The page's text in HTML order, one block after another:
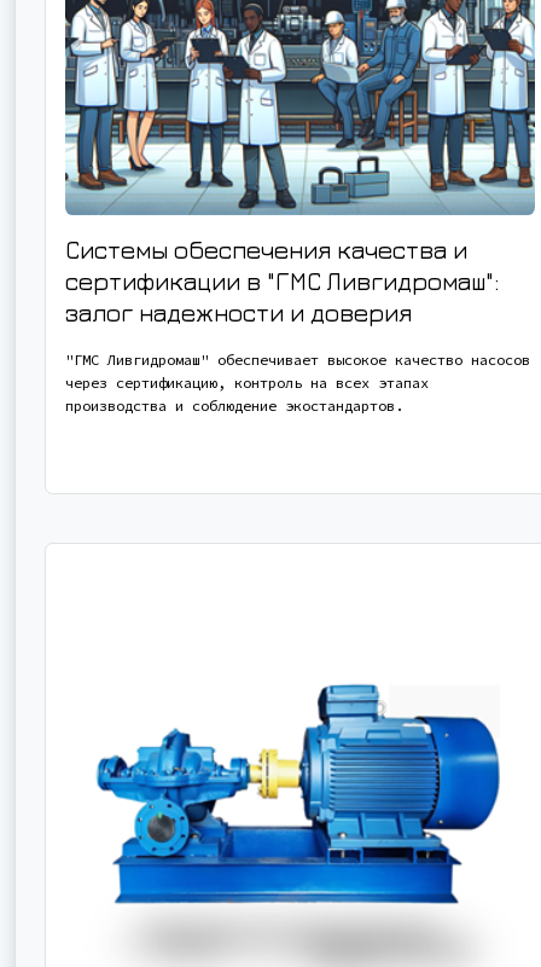
Системы обеспечения качества и
сертификации в "ГМС Ливгидромаш":
залог надежности и доверия
"ГМС Ливгидромаш" обеспечивает высокое качество насосов
через сертификацию, контроль на всех этапах
производства и соблюдение экостандартов.